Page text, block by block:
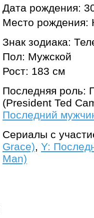
Дата рождения:
Место рождения:
Знак зодиака:
Пол: Мужской
Рост: 183 см
Последняя роль:
(President Ted
Последний
Сериалы с
Grace), Y:
Man)